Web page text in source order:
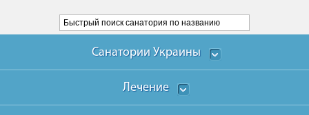
Санатории Украины
Лечение